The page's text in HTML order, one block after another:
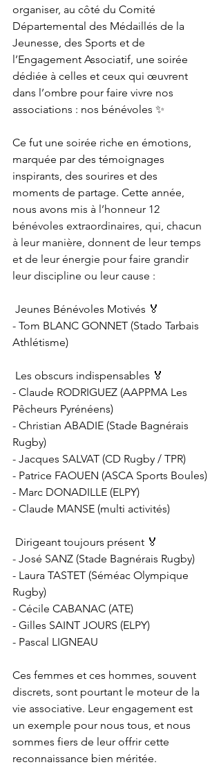
organiser, au côté du Comité
Départemental des Médaillés de la
Jeunesse, des Sports et de
l’Engagement Associatif, une soirée
dédiée à celles et ceux qui œuvrent
dans l’ombre pour faire vivre nos
associations : nos bénévoles ✨
Ce fut une soirée riche en émotions,
marquée par des témoignages
inspirants, des sourires et des
moments de partage. Cette année,
nous avons mis à l’honneur 12
bénévoles extraordinaires, qui, chacun
à leur manière, donnent de leur temps
et de leur énergie pour faire grandir
leur discipline ou leur cause :
Jeunes Bénévoles Motivés 🏅
- Tom BLANC GONNET (Stado Tarbais
Athlétisme)
Les obscurs indispensables 🏅
- Claude RODRIGUEZ (AAPPMA Les
Pêcheurs Pyrénéens)
- Christian ABADIE (Stade Bagnérais
Rugby)
- Jacques SALVAT (CD Rugby / TPR)
- Patrice FAOUEN (ASCA Sports Boules)
- Marc DONADILLE (ELPY)
- Claude MANSE (multi activités)
Dirigeant toujours présent 🏅
- José SANZ (Stade Bagnérais Rugby)
- Laura TASTET (Séméac Olympique
Rugby)
- Cécile CABANAC (ATE)
- Gilles SAINT JOURS (ELPY)
- Pascal LIGNEAU
Ces femmes et ces hommes, souvent
discrets, sont pourtant le moteur de la
vie associative. Leur engagement est
un exemple pour nous tous, et nous
sommes fiers de leur offrir cette
reconnaissance bien méritée.